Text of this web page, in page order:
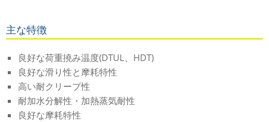
主な特徴
良好な荷重撓み温度(DTUL、HDT)
良好な滑り性と摩耗特性
高い耐クリープ性
耐加水分解性・加熱蒸気耐性
良好な摩耗特性